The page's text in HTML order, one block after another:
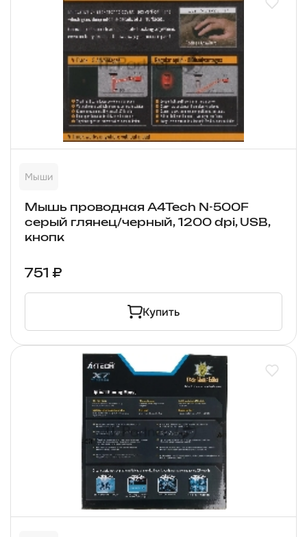
Мыши
Мышь проводная A4Tech N-500F
серый глянец/черный, 1200 dpi, USB,
кнопк
751 ₽
Купить